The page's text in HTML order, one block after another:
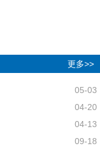
更多>>
05-03
04-20
04-13
09-18